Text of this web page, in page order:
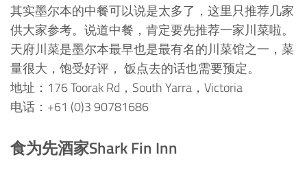
其实墨尔本的中餐可以说是太多了，这里只推荐几家
供大家参考。说道中餐，肯定要先推荐一家川菜啦。
天府川菜是墨尔本最早也是最有名的川菜馆之一，菜
量很大，饱受好评， 饭点去的话也需要预定。
地址：176 Toorak Rd，South Yarra，Victoria
电话：+61 (0)3 90781686
食为先酒家Shark Fin Inn